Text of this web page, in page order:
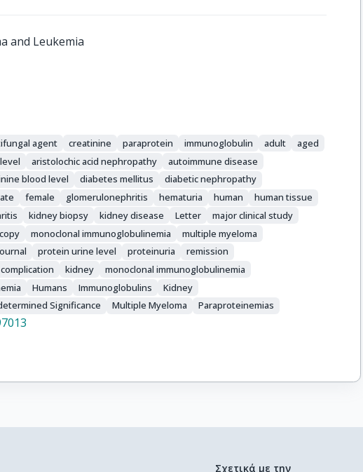
and Leukemia
agent creatinine paraprotein immunoglobulin adult
aged
aristolochic acid nephropathy
autoimmune disease
blood level diabetes mellitus
diabetic nephropathy
female glomerulonephritis hematuria human
human tissue
kidney biopsy kidney disease Letter
major clinical study
monoclonal immunoglobulinemia
multiple myeloma
protein urine level proteinuria
remission
complication kidney
monoclonal immunoglobulinemia
Humans Immunoglobulins
Kidney
Significance
Multiple Myeloma Paraproteinemias
Σχετικά με την